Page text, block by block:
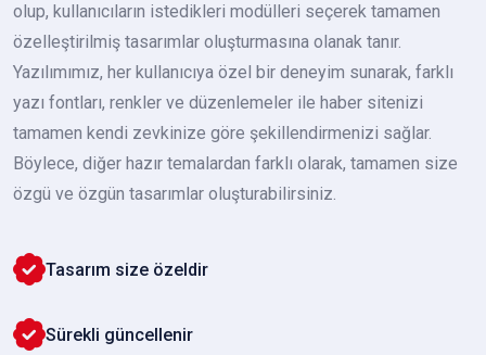
olup, kullanıcıların istedikleri modülleri seçerek tamamen
özelleştirilmiş tasarımlar oluşturmasına olanak tanır.
Yazılımımız, her kullanıcıya özel bir deneyim sunarak, farklı
yazı fontları, renkler ve düzenlemeler ile haber sitenizi
tamamen kendi zevkinize göre şekillendirmenizi sağlar.
Böylece, diğer hazır temalardan farklı olarak, tamamen size
özgü ve özgün tasarımlar oluşturabilirsiniz.
Tasarım size özeldir
Sürekli güncellenir